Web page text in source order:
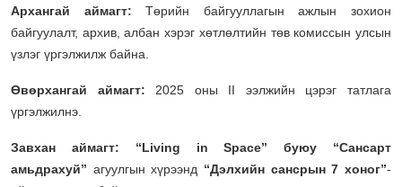
Архангай аймагт: Төрийн байгууллагын ажлын зохион
байгуулалт, архив, албан хэрэг хөтлөлтийн төв комиссын улсын
үзлэг үргэлжилж байна.
Өвөрхангай аймагт: 2025 оны II ээлжийн цэрэг татлага
үргэлжилнэ.
Завхан аймагт:
“Living in Space” буюу “Сансарт
амьдрахуй” агуулгын хүрээнд “Дэлхийн сансрын 7 хоног”-